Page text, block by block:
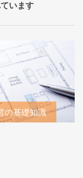
います
の基礎知識